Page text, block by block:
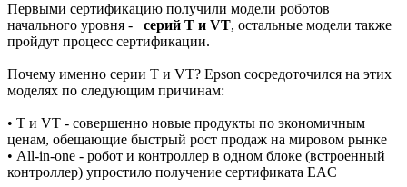
Первыми сертификацию получили модели роботов
начального уровня - серий T и VT, остальные модели также
пройдут процесс сертификации.
Почему именно серии Т и VT? Epson сосредоточился на этих
моделях по следующим причинам:
• T и VT - совершенно новые продукты по экономичным
ценам, обещающие быстрый рост продаж на мировом рынке
• All-in-one - робот и контроллер в одном блоке (встроенный
контроллер) упростило получение сертификата EAC